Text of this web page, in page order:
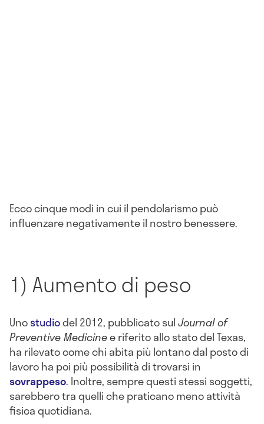
Ecco cinque modi in cui il pendolarismo può
influenzare negativamente il nostro benessere.
1) Aumento di peso
Unostudiodel 2012, pubblicato sulJournal of
Preventive Medicinee riferito allo stato del Texas,
ha rilevato come chi abita più lontano dal posto di
lavoro ha poi più possibilità di trovarsi in
sovrappeso. Inoltre, sempre questi stessi soggetti,
sarebbero tra quelli che praticano meno attività
fisica quotidiana.